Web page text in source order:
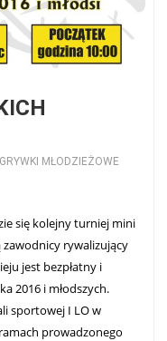
MŁODZIEŻOWE
się kolejny turniej mini
rywalizujący
jest bezpłatny i
2016 i młodszych.
sportowej I LO w
prowadzonego